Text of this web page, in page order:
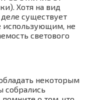
Хотя на вид
существует
использующим, не
светового
некоторым
собрались